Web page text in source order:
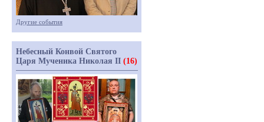
Другие события
Небесный Конвой Святого
Царя Мученика Николая II (16)